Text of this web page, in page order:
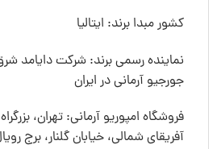
کشور مبدا برند: ایتالیا
نماینده رسمی برند: شرکت دایامد
جورجیو آرمانی در ایران
فروشگاه امپوریو آرمانی: تهران،
آفریقای شمالی، خیابان گلنار، برج